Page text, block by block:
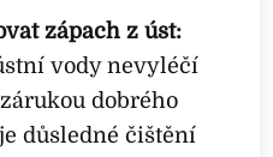
zápach z úst:
vody nevyléčí
dobrého
důsledné čištění